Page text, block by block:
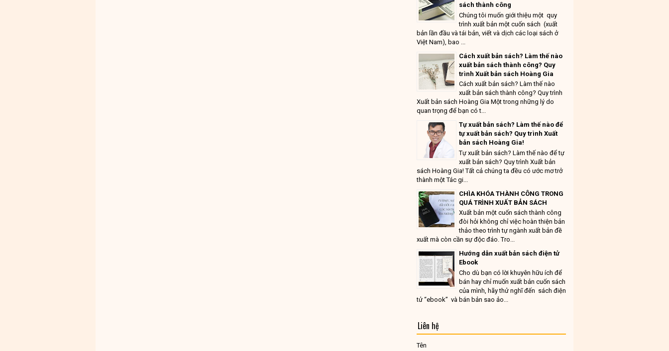
sách thành công
Chúng tôi muốn giới thiệu một quy
trình xuất bản một cuốn sách (xuất
bản lần đầu và tái bản, viết và dịch các loại sách ở
Việt Nam), bao ...
Cách xuất bản sách? Làm thế nào
xuất bản sách thành công? Quy
trình Xuất bản sách Hoàng Gia
Cách xuất bản sách? Làm thế nào
xuất bản sách thành công? Quy trình
Xuất bản sách Hoàng Gia Một trong những lý do
quan trọng để bạn có t...
Tự xuất bản sách? Làm thế nào để
tự xuất bản sách? Quy trình Xuất
bản sách Hoàng Gia!
Tự xuất bản sách? Làm thế nào để tự
xuất bản sách? Quy trình Xuất bản
sách Hoàng Gia! Tất cả chúng ta đều có ước mơ trở
thành một Tác gi...
CHÌA KHÓA THÀNH CÔNG TRONG
QUÁ TRÌNH XUẤT BẢN SÁCH
Xuất bản một cuốn sách thành công
đòi hỏi không chỉ việc hoàn thiện bản
thảo theo trình tự ngành xuất bản đề
xuất mà còn cần sự độc đáo. Tro...
Hướng dẫn xuất bản sách điện tử
Ebook
Cho dù bạn có lời khuyên hữu ích để
bán hay chỉ muốn xuất bản cuốn sách
của mình, hãy thử nghĩ đến sách điện
tử “ebook” và bán bản sao ảo...
Liên hệ
Tên